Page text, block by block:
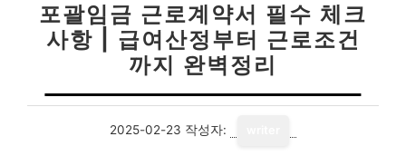
포괄임금 근로계약서 필수 체크
사항 | 급여산정부터 근로조건
까지 완벽정리
2025-02-23 작성자: